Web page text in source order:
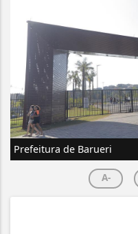
Prefeitura de Barueri
A-